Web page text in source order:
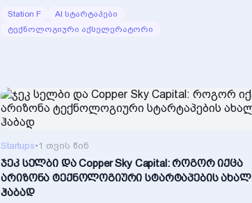
Station F
AI სტარტაპები
ტექნოლოგიური აქსელერატორი
Startups•1 თვის წინ
ჯეკ სელბი და Copper Sky Capital: როგორ იქცა
არიზონა ტექნოლოგიური სტარტაპების ახალ
ჰაბად